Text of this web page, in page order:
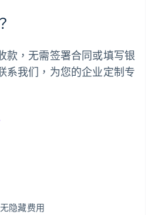
款，无需签署合同或填写银
系我们，为您的企业定制专
隐藏费用
English